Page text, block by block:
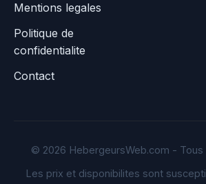
Mentions legales
Politique de
confidentialite
Contact
© 2026 HebergeursWeb.com -
Les prix et disponibilites sont